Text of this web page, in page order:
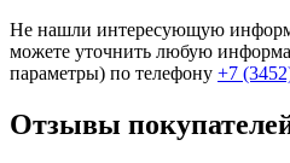
Не нашли интересующую
можете уточнить любую
параметры) по телефону +7
Отзывы